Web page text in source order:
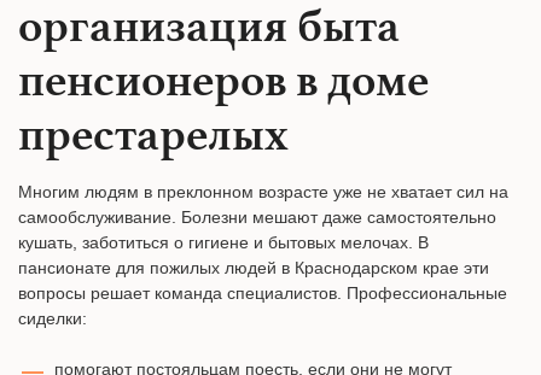
организация быта
пенсионеров в доме
престарелых
Многим людям в преклонном возрасте уже не хватает сил на
самообслуживание. Болезни мешают даже самостоятельно
кушать, заботиться о гигиене и бытовых мелочах. В
пансионате для пожилых людей в Краснодарском крае эти
вопросы решает команда специалистов. Профессиональные
сиделки:
помогают постояльцам поесть, если они не могут